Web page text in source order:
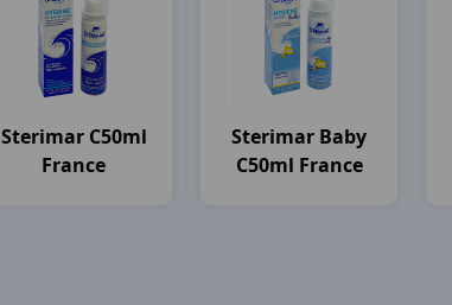
Sterimar C50ml
France
Sterimar Baby
C50ml France